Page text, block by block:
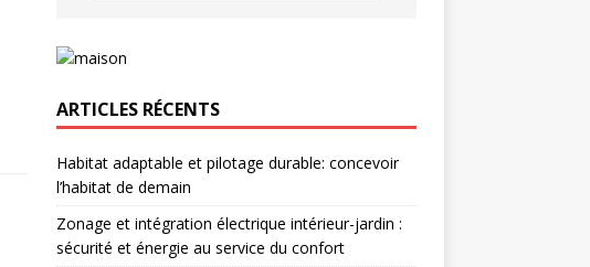
ARTICLES RÉCENTS
Habitat adaptable et pilotage durable: concevoir
l’habitat de demain
Zonage et intégration électrique intérieur-jardin :
sécurité et énergie au service du confort